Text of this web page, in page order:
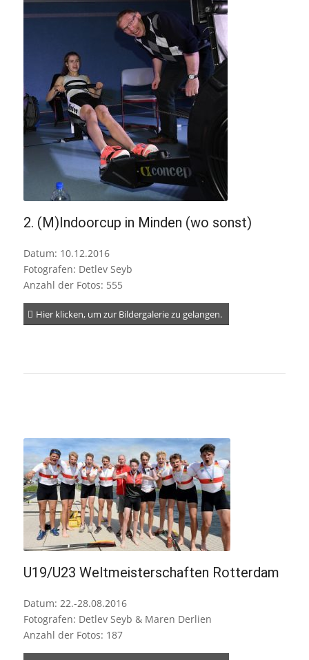
2. (M)Indoorcup in Minden (wo sonst)
Datum: 10.12.2016
Fotografen: Detlev Seyb
Anzahl der Fotos: 555
Hier klicken, um zur Bildergalerie zu gelangen.
U19/U23 Weltmeisterschaften Rotterdam
Datum: 22.-28.08.2016
Fotografen: Detlev Seyb & Maren Derlien
Anzahl der Fotos: 187